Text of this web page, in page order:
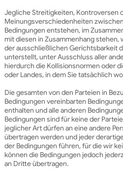
Jegliche Streitigkeiten, Kontroversen
Meinungsverschiedenheiten
Bedingungen entstehen, im
mit diesen in Zusammenhang
der ausschließlichen Gerichtsbarkeit
unterstellt, unter Ausschluss aller
hierdurch die Kollisionsnormen oder
oder Landes, in dem Sie tatsächlich
Die gesamten von den Parteien in
Bedingungen vereinbarten
enthalten und alle anderen
Bedingungen sind für keine der
jeglicher Art dürfen an eine andere
übertragen werden und jeder
der Bedingungen führen, für die wir
können die Bedingungen jedoch
an Dritte übertragen.